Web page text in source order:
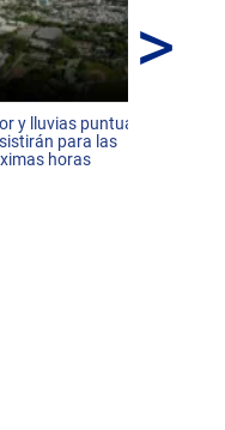
y lluvias puntuales
para las
horas
>